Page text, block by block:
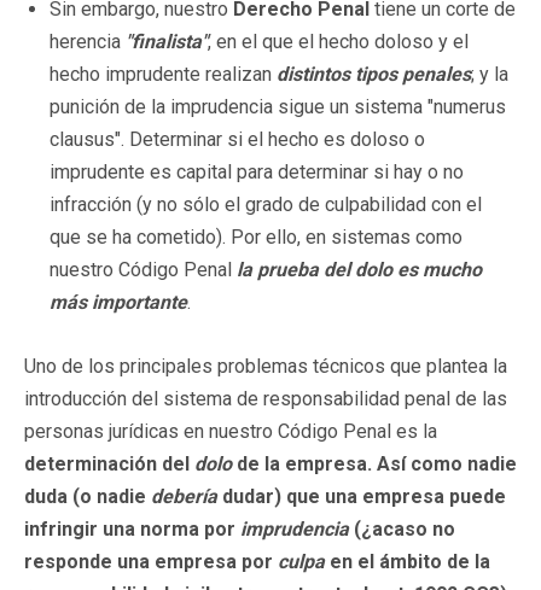
Sin embargo, nuestro Derecho Penal tiene un corte de
herencia "finalista", en el que el hecho doloso y el
hecho imprudente realizan distintos tipos penales; y la
punición de la imprudencia sigue un sistema "numerus
clausus". Determinar si el hecho es doloso o
imprudente es capital para determinar si hay o no
infracción (y no sólo el grado de culpabilidad con el
que se ha cometido). Por ello, en sistemas como
nuestro Código Penal la prueba del dolo es mucho
más importante.
Uno de los principales problemas técnicos que plantea la
introducción del sistema de responsabilidad penal de las
personas jurídicas en nuestro Código Penal es la
determinación del dolode la empresa. Así como nadie
duda (o nadie deberíadudar) que una empresa puede
infringir una norma por imprudencia(¿acaso no
responde una empresa por culpaen el ámbito de la